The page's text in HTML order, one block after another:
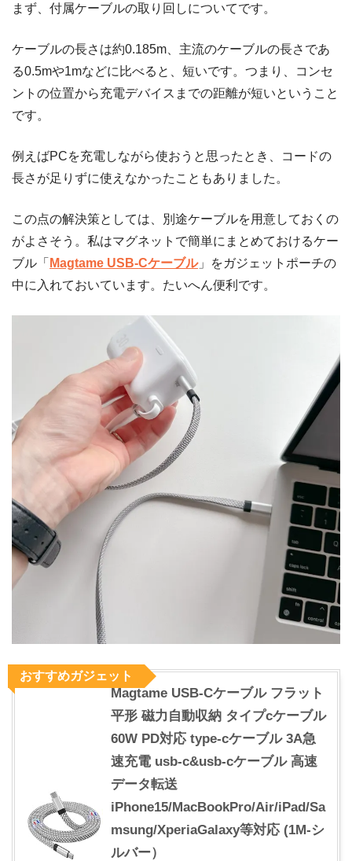
まず、付属ケーブルの取り回しについてです。
ケーブルの長さは約0.185m、主流のケーブルの長さであ
る0.5mや1mなどに比べると、短いです。つまり、コンセ
ントの位置から充電デバイスまでの距離が短いということ
です。
例えばPCを充電しながら使おうと思ったとき、コードの
長さが足りずに使えなかったこともありました。
この点の解決策としては、別途ケーブルを用意しておくの
がよさそう。私はマグネットで簡単にまとめておけるケー
ブル「 Magtame USB-Cケーブル」をガジェットポーチの
中に入れておいています。たいへん便利です。
Magtame USB-Cケーブル フラット
平形 磁力自動収納 タイプcケーブル
60W PD対応 type-cケーブル 3A急
速充電 usb-c&usb-cケーブル 高速
データ転送
iPhone15/MacBookPro/Air/iPad/Sa
msung/XperiaGalaxy等対応 (1M-シ
ルバー）
おすすめガジェット